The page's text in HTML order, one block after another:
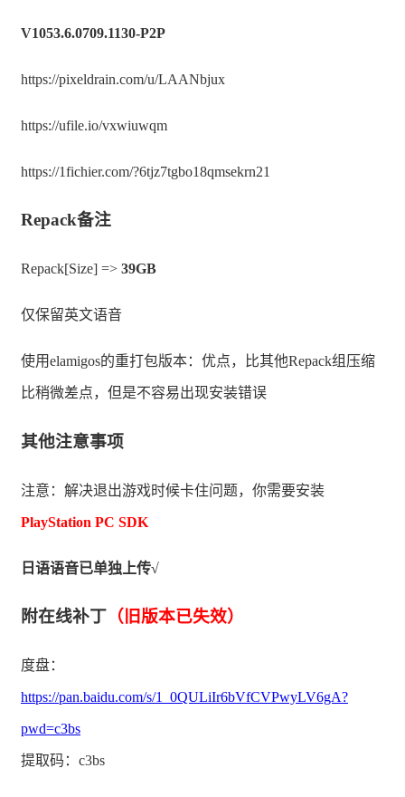
V1053.6.0709.1130-P2P
https://pixeldrain.com/u/LAANbjux
https://ufile.io/vxwiuwqm
https://1fichier.com/?6tjz7tgbo18qmsekrn21
Repack备注
Repack[Size] => 39GB
仅保留英文语音
使用elamigos的重打包版本：优点，比其他Repack组压缩
比稍微差点，但是不容易出现安装错误
其他注意事项
注意：解决退出游戏时候卡住问题，你需要安装
PlayStation PC SDK
日语语音已单独上传√
附在线补丁 （旧版本已失效）
度盘：
https://pan.baidu.com/s/1_0QULiIr6bVfCVPwyLV6gA?
pwd=c3bs
提取码：c3bs